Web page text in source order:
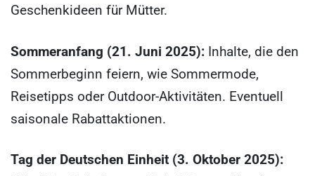
Geschenkideen für Mütter.
Sommeranfang (21. Juni 2025): Inhalte, die den
Sommerbeginn feiern, wie Sommermode,
Reisetipps oder Outdoor-Aktivitäten. Eventuell
saisonale Rabattaktionen.
Tag der Deutschen Einheit (3. Oktober 2025):